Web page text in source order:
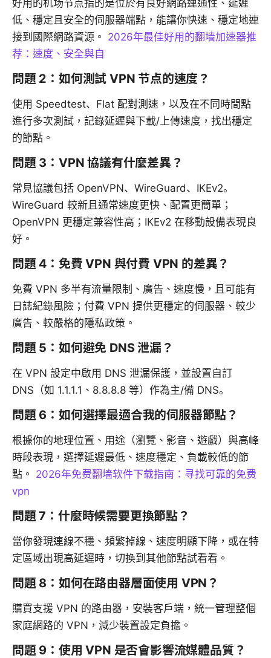
好用的机场节点指的是位於有良好網路連通性、延遲
低、穩定且安全的伺服器端點，能讓你快速、穩定地連
接到國際網路資源。 2026年最佳好用的翻墙加速器推
荐：速度、安全與自
問題 2：如何測試 VPN 节点的速度？
使用 Speedtest、Flat 配對測速，以及在不同時間點
進行多次測試，記錄延遲與下載/上傳速度，找出穩定
的節點。
問題 3：VPN 協議有什麼差異？
常見協議包括 OpenVPN、WireGuard、IKEv2。
WireGuard 較新且通常速度更快、配置更簡單；
OpenVPN 更穩定兼容性高；IKEv2 在移動設備表現良
好。
問題 4：免費 VPN 與付費 VPN 的差異？
免費 VPN 多半有流量限制、廣告、速度慢，且可能有
日誌紀錄風險；付費 VPN 提供更穩定的伺服器、較少
廣告、較嚴格的隱私政策。
問題 5：如何避免 DNS 泄漏？
在 VPN 設定中啟用 DNS 泄漏保護，並設置自訂
DNS（如 1.1.1.1、8.8.8.8 等）作為主/備 DNS。
問題 6：如何選擇最適合我的伺服器節點？
根據你的地理位置、用途（瀏覽、影音、遊戲）與高峰
時段表現，選擇延遲最低、速度穩定、負載較低的節
點。 2026年免费翻墙软件下载指南：寻找可靠的免费
vpn
問題 7：什麼時候需要更換節點？
當你發現連線不穩、頻繁掉線、速度明顯下降，或在特
定區域出現高延遲時，切換到其他節點試看看。
問題 8：如何在路由器層面使用 VPN？
購買支援 VPN 的路由器，安裝客戶端，統一管理整個
家庭網路的 VPN，減少裝置設定負擔。
問題 9：使用 VPN 是否會影響流媒體品質？